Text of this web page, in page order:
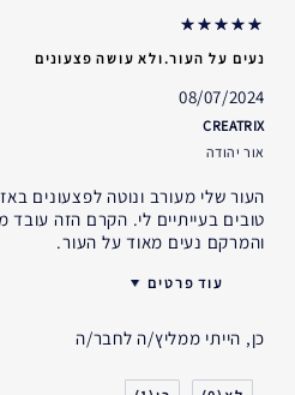
נעים על העור.ולא עושה פצעונים
08/07/2024
CREATRIX
אור יהודה
העור שלי מעורב ונוטה לפצעונים
טובים בעייתיים לי. הקרם הזה עובד
והמרקם נעים מאוד על העור.
עוד פרטים
סוג העור
כן, הייתי ממליץ/ה לחבר/ה